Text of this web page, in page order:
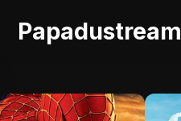
Papadustream